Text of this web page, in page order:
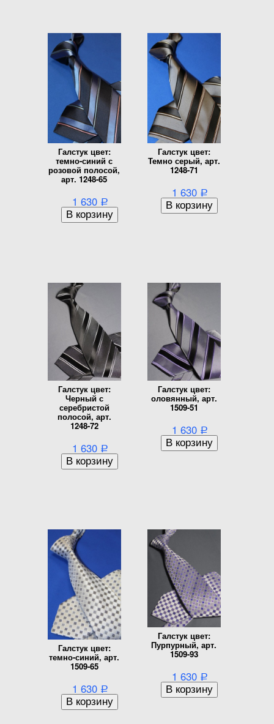
Галстук цвет:
темно-синий с
розовой полосой,
арт. 1248-65
1 630 Р
Галстук цвет:
Темно серый, арт.
1248-71
1 630 Р
Галстук цвет:
Черный с
серебристой
полосой, арт.
1248-72
1 630 Р
Галстук цвет:
оловянный, арт.
1509-51
1 630 Р
Галстук цвет:
темно-синий, арт.
1509-65
1 630 Р
Галстук цвет:
Пурпурный, арт.
1509-93
1 630 Р